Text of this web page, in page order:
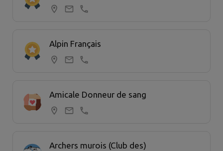
Alpin Français
Amicale Donneur de sang
Archers murois (Club des)